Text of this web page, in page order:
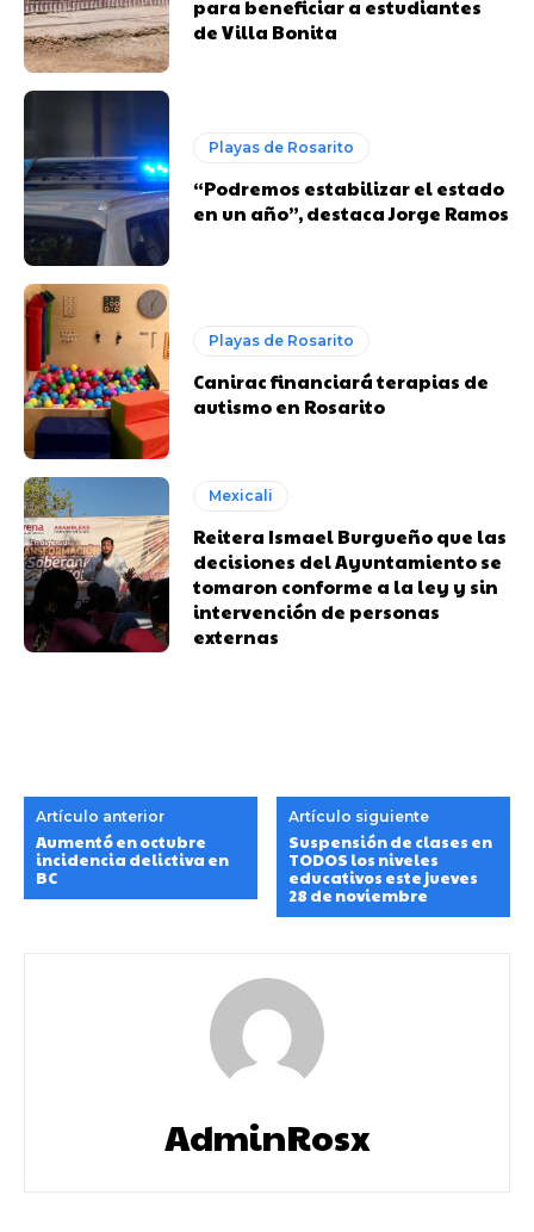
para beneficiar a estudiantes
de Villa Bonita
Playas de Rosarito
“Podremos estabilizar el estado
en un año”, destaca Jorge Ramos
Playas de Rosarito
Canirac financiará terapias de
autismo en Rosarito
Mexicali
Reitera Ismael Burgueño que las
decisiones del Ayuntamiento se
tomaron conforme a la ley y sin
intervención de personas
externas
Artículo anterior
Aumentó en octubre
incidencia delictiva en
BC
Artículo siguiente
Suspensión de clases en
TODOS los niveles
educativos este jueves
28 de noviembre
AdminRosx